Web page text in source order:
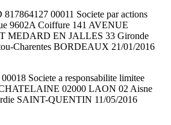
00011 Societe par actions
9602A Coiffure 141 AVENUE
MEDARD EN JALLES 33 Gironde
Charentes BORDEAUX 21/01/2016
Societe a responsabilite limitee
02000 LAON 02 Aisne
SAINT-QUENTIN 11/05/2016